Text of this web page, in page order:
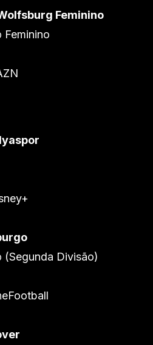
Feminino
Feminino
(Segunda Divisão)